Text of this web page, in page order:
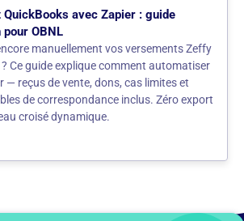
avec Zapier : guide
OBNL
manuellement vos versements Zeffy
Ce guide explique comment automatiser
— reçus de vente, dons, cas limites et
de correspondance inclus. Zéro export
croisé dynamique.